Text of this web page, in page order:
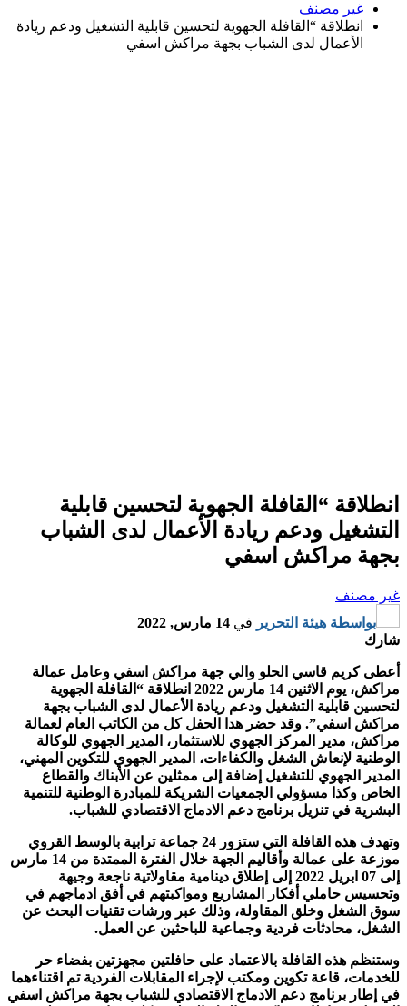
غير مصنف
انطلاقة “القافلة الجهوية لتحسين قابلية التشغيل ودعم ريادة
الأعمال لدى الشباب بجهة مراكش اسفي
انطلاقة “القافلة الجهوية لتحسين قابلية
التشغيل ودعم ريادة الأعمال لدى الشباب
بجهة مراكش اسفي
غير مصنف
بواسطة هيئة التحرير في 14 مارس, 2022
شارك
أعطى كريم قاسي الحلو والي جهة مراكش اسفي وعامل عمالة
مراكش، يوم الاثنين 14 مارس 2022 انطلاقة “القافلة الجهوية
لتحسين قابلية التشغيل ودعم ريادة الأعمال لدى الشباب بجهة
مراكش اسفي”. وقد حضر هدا الحفل كل من الكاتب العام لعمالة
مراكش، مدير المركز الجهوي للاستثمار، المدير الجهوي للوكالة
الوطنية لإنعاش الشغل والكفاءات، المدير الجهوي للتكوين المهني،
المدير الجهوي للتشغيل إضافة إلى ممثلين عن الأبناك والقطاع
الخاص وكذا مسؤولي الجمعيات الشريكة للمبادرة الوطنية للتنمية
البشرية في تنزيل برنامج دعم الادماج الاقتصادي للشباب.
وتهدف هذه القافلة التي ستزور 24 جماعة ترابية بالوسط القروي
موزعة على عمالة وأقاليم الجهة خلال الفترة الممتدة من 14 مارس
إلى 07 ابريل 2022 إلى إطلاق دينامية مقاولاتية ناجعة وجيهة
وتحسيس حاملي أفكار المشاريع ومواكبتهم في أفق ادماجهم في
سوق الشغل وخلق المقاولة، وذلك عبر ورشات تقنيات البحث عن
الشغل، محادثات فردية وجماعية للباحثين عن العمل.
وستنظم هذه القافلة بالاعتماد على حافلتين مجهزتين بفضاء حر
للخدمات، قاعة تكوين ومكتب لإجراء المقابلات الفردية تم اقتناءهما
في إطار برنامج دعم الادماج الاقتصادي للشباب بجهة مراكش اسفي